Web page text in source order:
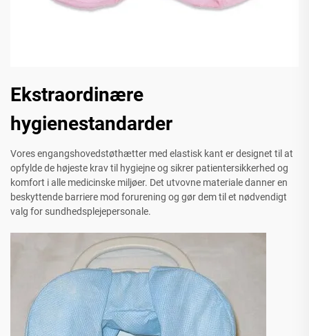
Ekstraordinære
hygienestandarder
Vores engangshovedstøthætter med elastisk kant er designet til at
opfylde de højeste krav til hygiejne og sikrer patientersikkerhed og
komfort i alle medicinske miljøer. Det utvovne materiale danner en
beskyttende barriere mod forurening og gør dem til et nødvendigt
valg for sundhedsplejepersonale.